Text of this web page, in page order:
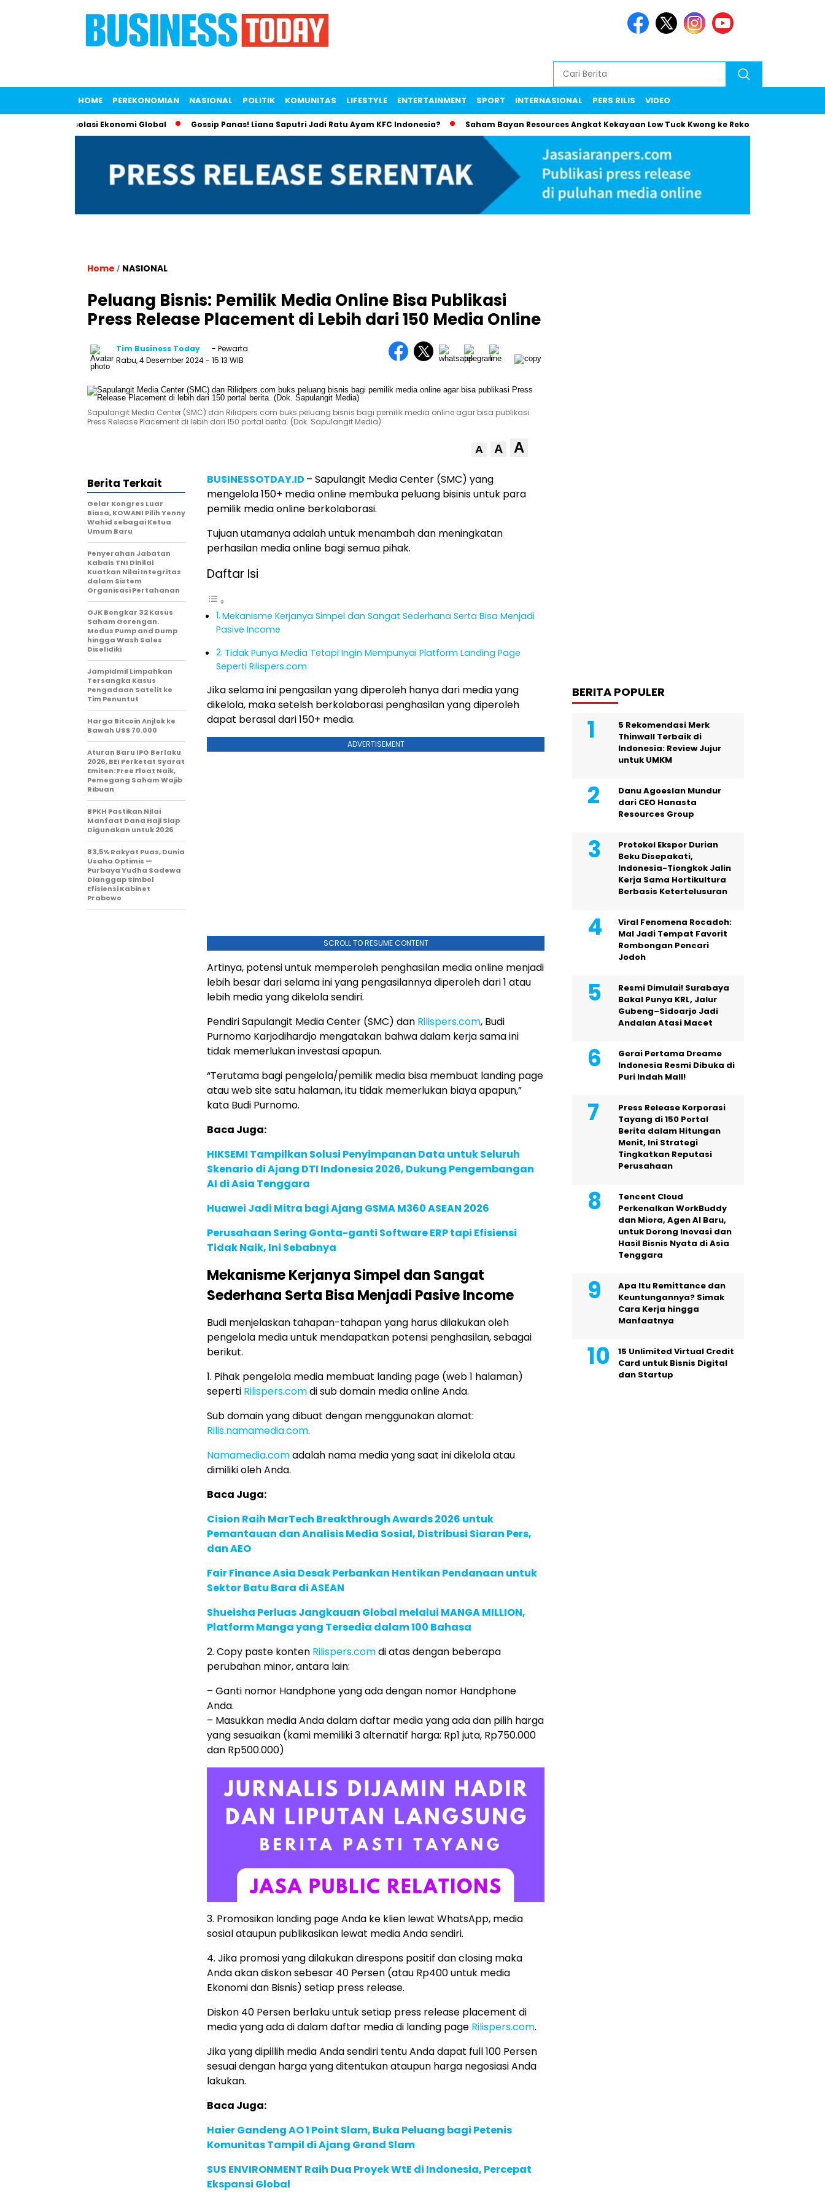
HOME PEREKONOMIAN NASIONAL POLITIK KOMUNITAS LIFESTYLE ENTERTAINMENT SPORT INTERNASIONAL PERS RILIS VIDEO
Tren Isolasi Ekonomi Global Gossip Panas! Liana Saputri Jadi Ratu Ayam KFC Indonesia? Saham Bayan Resources Angkat Kekayaan Low Tuck Kwong ke Rekor Baru
Home / NASIONAL
Peluang Bisnis: Pemilik Media Online Bisa Publikasi
Press Release Placement di Lebih dari 150 Media Online
Tim Business Today
- Pewarta
Rabu, 4 Desember 2024- 15:13 WIB
Sapulangit Media Center (SMC) dan Rilidpers.com buks peluang bisnis bagi pemilik media online agar bisa publikasi
Press Release Placement di lebih dari 150 portal berita. (Dok. Sapulangit Media)
A A A
BUSINESSOTDAY.ID – Sapulangit Media Center (SMC) yang
mengelola 150+ media online membuka peluang bisinis untuk para
pemilik media online berkolaborasi.
Tujuan utamanya adalah untuk menambah dan meningkatan
perhasilan media online bagi semua pihak.
Daftar Isi
Mekanisme Kerjanya Simpel dan Sangat Sederhana Serta Bisa Menjadi
Pasive Income
Tidak Punya Media Tetapi Ingin Mempunyai Platform Landing Page
Seperti Rilispers.com
Jika selama ini pengasilan yang diperoleh hanya dari media yang
dikelola, maka setelsh berkolaborasi penghasilan yang diperoleh
dapat berasal dari 150+ media.
ADVERTISEMENT
SCROLL TO RESUME CONTENT
Artinya, potensi untuk memperoleh penghasilan media online menjadi
lebih besar dari selama ini yang pengasilannya diperoleh dari 1 atau
lebih media yang dikelola sendiri.
Pendiri Sapulangit Media Center (SMC) dan Rilispers.com, Budi
Purnomo Karjodihardjo mengatakan bahwa dalam kerja sama ini
tidak memerlukan investasi apapun.
“Terutama bagi pengelola/pemilik media bisa membuat landing page
atau web site satu halaman, itu tidak memerlukan biaya apapun,”
kata Budi Purnomo.
Baca Juga:
HIKSEMI Tampilkan Solusi Penyimpanan Data untuk Seluruh
Skenario di Ajang DTI Indonesia 2026, Dukung Pengembangan
AI di Asia Tenggara
Huawei Jadi Mitra bagi Ajang GSMA M360 ASEAN 2026
Perusahaan Sering Gonta-ganti Software ERP tapi Efisiensi
Tidak Naik, Ini Sebabnya
Mekanisme Kerjanya Simpel dan Sangat
Sederhana Serta Bisa Menjadi Pasive Income
Budi menjelaskan tahapan-tahapan yang harus dilakukan oleh
pengelola media untuk mendapatkan potensi penghasilan, sebagai
berikut.
1. Pihak pengelola media membuat landing page (web 1 halaman)
seperti Rilispers.comdi sub domain media online Anda.
Sub domain yang dibuat dengan menggunakan alamat:
Rilis.namamedia.com.
Namamedia.comadalah nama media yang saat ini dikelola atau
dimiliki oleh Anda.
Baca Juga:
Cision Raih MarTech Breakthrough Awards 2026 untuk
Pemantauan dan Analisis Media Sosial, Distribusi Siaran Pers,
dan AEO
Fair Finance Asia Desak Perbankan Hentikan Pendanaan untuk
Sektor Batu Bara di ASEAN
Shueisha Perluas Jangkauan Global melalui MANGA MILLION,
Platform Manga yang Tersedia dalam 100 Bahasa
2. Copy paste konten Rilispers.comdi atas dengan beberapa
perubahan minor, antara lain:
– Ganti nomor Handphone yang ada dengan nomor Handphone
Anda.
– Masukkan media Anda dalam daftar media yang ada dan pilih harga
yang sesuaikan (kami memiliki 3 alternatif harga: Rp1 juta, Rp750.000
dan Rp500.000)
3. Promosikan landing page Anda ke klien lewat WhatsApp, media
sosial ataupun publikasikan lewat media Anda sendiri.
4. Jika promosi yang dilakukan direspons positif dan closing maka
Anda akan diskon sebesar 40 Persen (atau Rp400 untuk media
Ekonomi dan Bisnis) setiap press release.
Diskon 40 Persen berlaku untuk setiap press release placement di
media yang ada di dalam daftar media di landing page Rilispers.com.
Jika yang dipillih media Anda sendiri tentu Anda dapat full 100 Persen
sesuai dengan harga yang ditentukan ataupun harga negosiasi Anda
lakukan.
Baca Juga:
Haier Gandeng AO 1 Point Slam, Buka Peluang bagi Petenis
Komunitas Tampil di Ajang Grand Slam
SUS ENVIRONMENT Raih Dua Proyek WtE di Indonesia, Percepat
Ekspansi Global
Berita Terkait
Gelar Kongres Luar
Biasa, KOWANI Pilih Yenny
Wahid sebagai Ketua
Umum Baru
Penyerahan Jabatan
Kabais TNI Dinilai
Kuatkan Nilai Integritas
dalam Sistem
Organisasi Pertahanan
OJK Bongkar 32 Kasus
Saham Gorengan.
Modus Pump and Dump
hingga Wash Sales
Diselidiki
Jampidmil Limpahkan
Tersangka Kasus
Pengadaan Satelit ke
Tim Penuntut
Harga Bitcoin Anjlok ke
Bawah US$ 70.000
Aturan Baru IPO Berlaku
2026, BEI Perketat Syarat
Emiten: Free Float Naik,
Pemegang Saham Wajib
Ribuan
BPKH Pastikan Nilai
Manfaat Dana Haji Siap
Digunakan untuk 2026
83,5% Rakyat Puas, Dunia
Usaha Optimis —
Purbaya Yudha Sadewa
Dianggap Simbol
Efisiensi Kabinet
Prabowo
BERITA POPULER
5 Rekomendasi Merk
Thinwall Terbaik di
Indonesia: Review Jujur
untuk UMKM
Danu Agoeslan Mundur
dari CEO Hanasta
Resources Group
Protokol Ekspor Durian
Beku Disepakati,
Indonesia-Tiongkok Jalin
Kerja Sama Hortikultura
Berbasis Ketertelusuran
Viral Fenomena Rocadoh:
Mal Jadi Tempat Favorit
Rombongan Pencari
Jodoh
Resmi Dimulai! Surabaya
Bakal Punya KRL, Jalur
Gubeng–Sidoarjo Jadi
Andalan Atasi Macet
Gerai Pertama Dreame
Indonesia Resmi Dibuka di
Puri Indah Mall!
Press Release Korporasi
Tayang di 150 Portal
Berita dalam Hitungan
Menit, Ini Strategi
Tingkatkan Reputasi
Perusahaan
Tencent Cloud
Perkenalkan WorkBuddy
dan Miora, Agen AI Baru,
untuk Dorong Inovasi dan
Hasil Bisnis Nyata di Asia
Tenggara
Apa Itu Remittance dan
Keuntungannya? Simak
Cara Kerja hingga
Manfaatnya
15 Unlimited Virtual Credit
Card untuk Bisnis Digital
dan Startup